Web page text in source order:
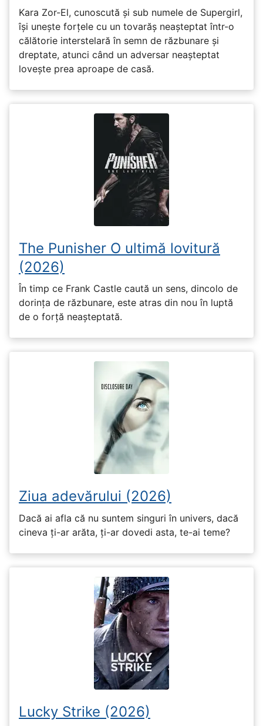
Kara Zor-El, cunoscută și sub numele de Supergirl,
își unește forțele cu un tovarăș neașteptat într-o
călătorie interstelară în semn de răzbunare și
dreptate, atunci când un adversar neașteptat
lovește prea aproape de casă.
The Punisher O ultimă lovitură
(2026)
În timp ce Frank Castle caută un sens, dincolo de
dorința de răzbunare, este atras din nou în luptă
de o forță neașteptată.
Ziua adevărului (2026)
Dacă ai afla că nu suntem singuri în univers, dacă
cineva ți-ar arăta, ți-ar dovedi asta, te-ai teme?
Lucky Strike (2026)